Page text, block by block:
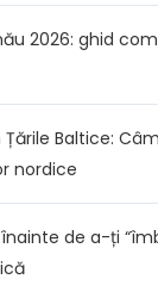
2026: ghid
Baltice:
nordice
de a-ți